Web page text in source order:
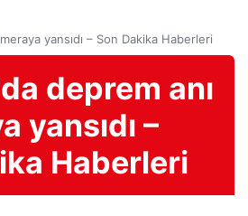
yansıdı – Son Dakika Haberleri
deprem anı
yansıdı –
Haberleri